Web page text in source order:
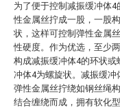
为了便于控制减振缓冲体
性金属丝拧成一股，一股
状，这样可控制弹性金属
性硬度。作为优选，至少
构成减振缓冲体4的环状
冲体4为螺旋状。减振缓冲
弹性金属丝拧绕如钢丝绳
结合缠绕而成，拥有软化